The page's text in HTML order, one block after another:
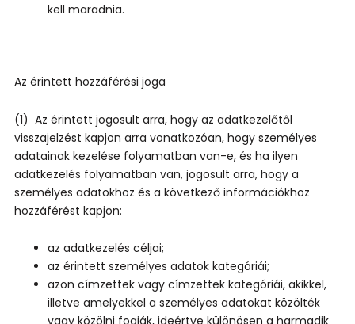
kell maradnia.
Az érintett hozzáférési joga
(1) Az érintett jogosult arra, hogy az adatkezelőtől
visszajelzést kapjon arra vonatkozóan, hogy személyes
adatainak kezelése folyamatban van-e, és ha ilyen
adatkezelés folyamatban van, jogosult arra, hogy a
személyes adatokhoz és a következő információkhoz
hozzáférést kapjon:
az adatkezelés céljai;
az érintett személyes adatok kategóriái;
azon címzettek vagy címzettek kategóriái, akikkel,
illetve amelyekkel a személyes adatokat közölték